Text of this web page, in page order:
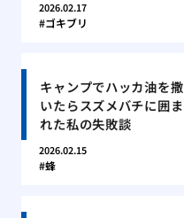
2026.02.17
ゴキブリ
キャンプでハッカ油を撒
いたらスズメバチに囲ま
れた私の失敗談
2026.02.15
蜂